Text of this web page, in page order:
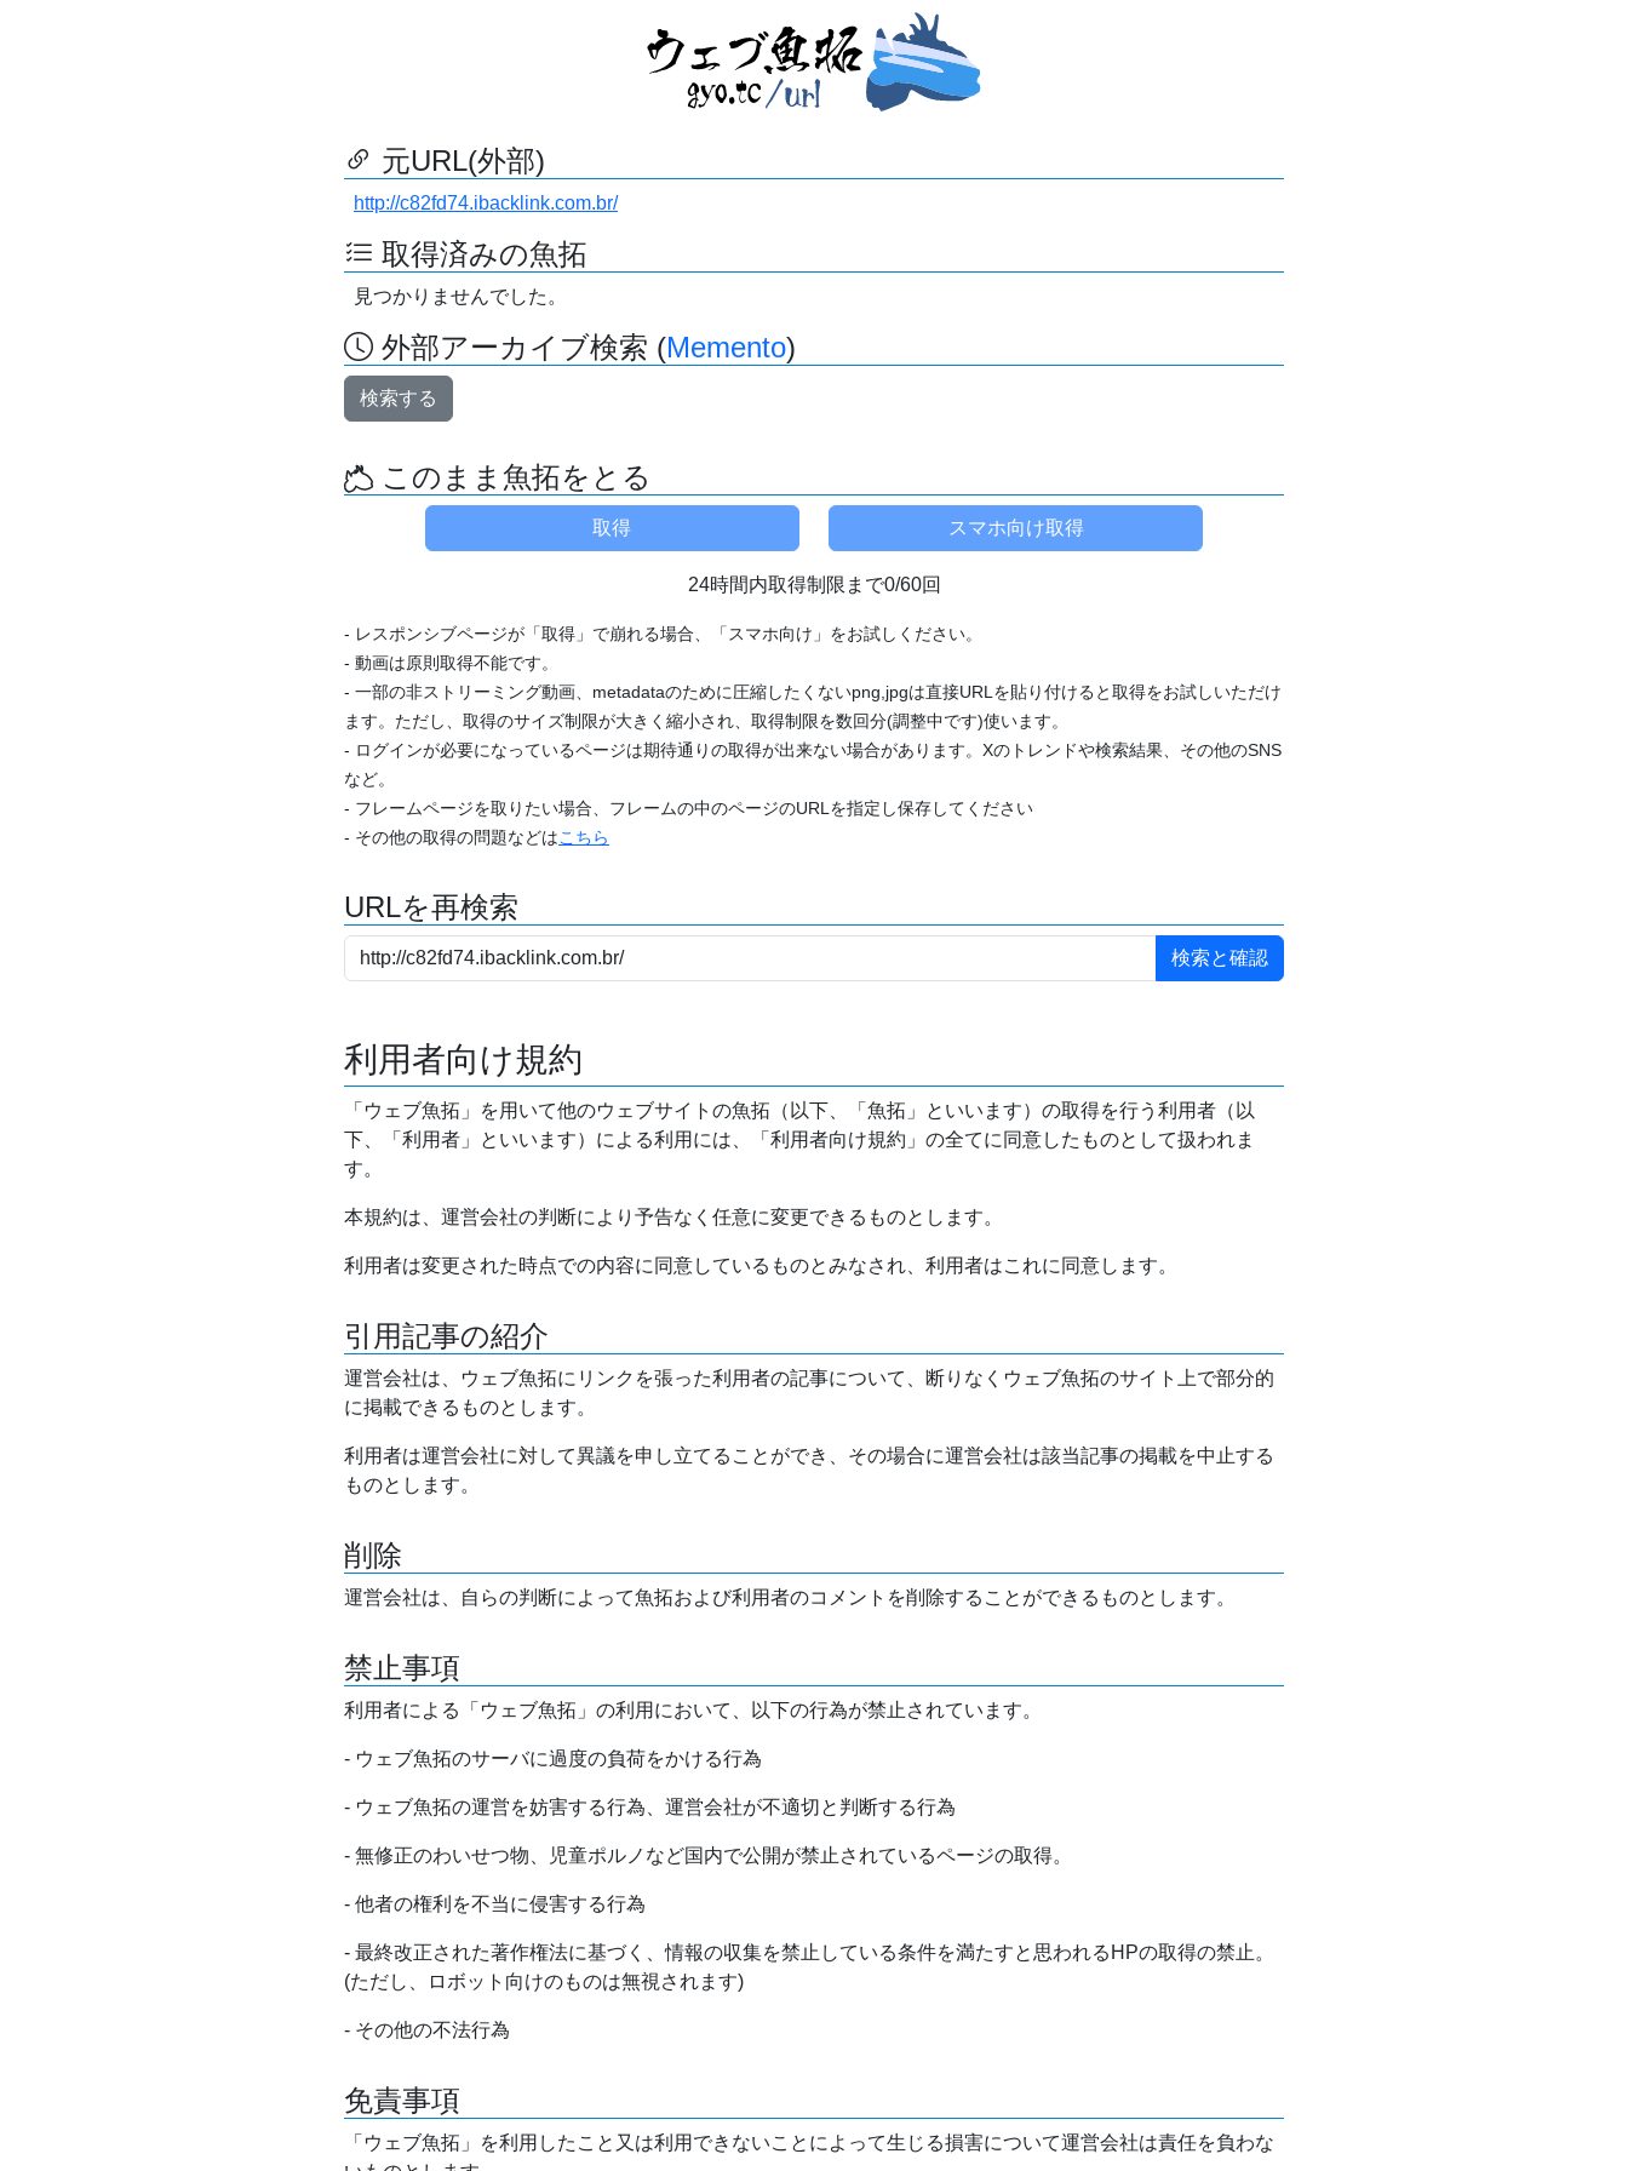
元URL(外部)
http://c82fd74.ibacklink.com.br/
取得済みの魚拓
見つかりませんでした。
外部アーカイブ検索 (Memento)
検索する
このまま魚拓をとる
24時間内取得制限まで0/60回
- レスポンシブページが「取得」で崩れる場合、「スマホ向け」をお試しください。
- 動画は原則取得不能です。
- 一部の非ストリーミング動画、metadataのために圧縮したくないpng,jpgは直接URLを貼り付けると取得をお試しいただけ
ます。ただし、取得のサイズ制限が大きく縮小され、取得制限を数回分(調整中です)使います。
- ログインが必要になっているページは期待通りの取得が出来ない場合があります。Xのトレンドや検索結果、その他のSNS
など。
- フレームページを取りたい場合、フレームの中のページのURLを指定し保存してください
- その他の取得の問題などはこちら
URLを再検索
利用者向け規約
「ウェブ魚拓」を用いて他のウェブサイトの魚拓（以下、「魚拓」といいます）の取得を行う利用者（以
下、「利用者」といいます）による利用には、「利用者向け規約」の全てに同意したものとして扱われま
す。
本規約は、運営会社の判断により予告なく任意に変更できるものとします。
利用者は変更された時点での内容に同意しているものとみなされ、利用者はこれに同意します。
引用記事の紹介
運営会社は、ウェブ魚拓にリンクを張った利用者の記事について、断りなくウェブ魚拓のサイト上で部分的
に掲載できるものとします。
利用者は運営会社に対して異議を申し立てることができ、その場合に運営会社は該当記事の掲載を中止する
ものとします。
削除
運営会社は、自らの判断によって魚拓および利用者のコメントを削除することができるものとします。
禁止事項
利用者による「ウェブ魚拓」の利用において、以下の行為が禁止されています。
- ウェブ魚拓のサーバに過度の負荷をかける行為
- ウェブ魚拓の運営を妨害する行為、運営会社が不適切と判断する行為
- 無修正のわいせつ物、児童ポルノなど国内で公開が禁止されているページの取得。
- 他者の権利を不当に侵害する行為
- 最終改正された著作権法に基づく、情報の収集を禁止している条件を満たすと思われるHPの取得の禁止。
(ただし、ロボット向けのものは無視されます)
- その他の不法行為
免責事項
「ウェブ魚拓」を利用したこと又は利用できないことによって生じる損害について運営会社は責任を負わな